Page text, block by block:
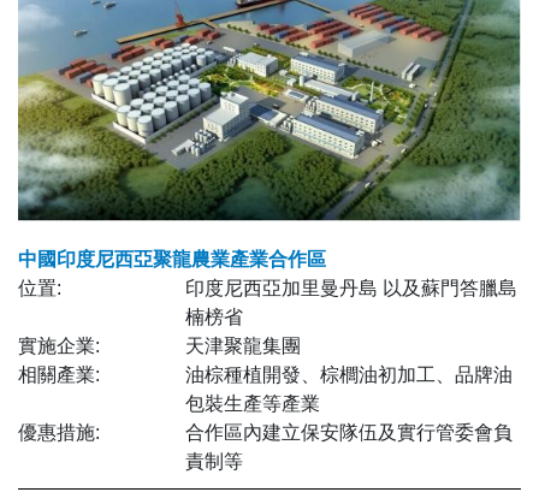
中國印度尼西亞聚龍農業產業合作區
位置:
印度尼西亞加里曼丹島 以及蘇門答臘島
楠榜省
實施企業:
天津聚龍集團
相關產業:
油棕種植開發、棕櫚油初加工、品牌油
包裝生產等產業
優惠措施:
合作區內建立保安隊伍及實行管委會負
責制等